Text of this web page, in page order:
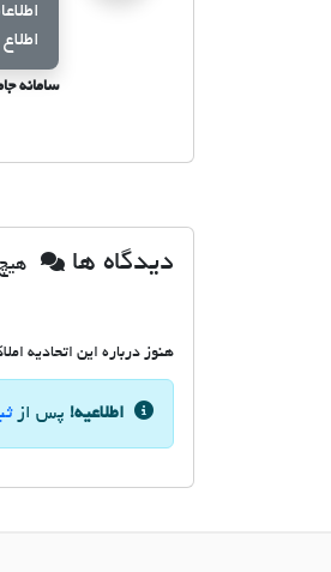
سامانه
دیدگاه ها
هنوز درباره این اتحادیه
اطلاعیه! پس از